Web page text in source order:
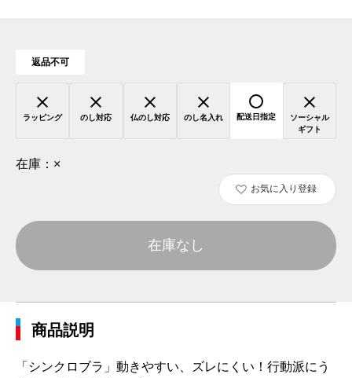
返品不可
ラッピング のし対応 仏のし対応 のし名入れ 配送日指定
ソーシャル
ギフト
在庫： ×
お気に入り登録
在庫なし
商品説明
「シンクロブラ」動きやすい、ズレにくい！行動派にう